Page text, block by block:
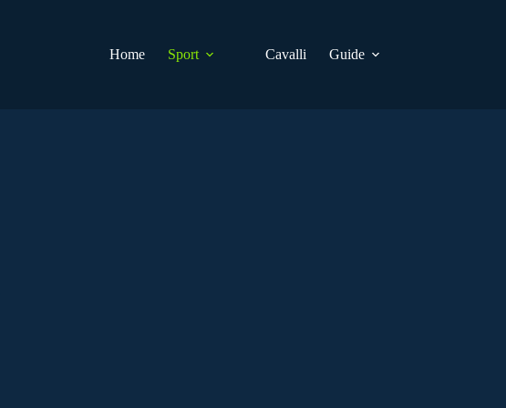
Home
Sport Cavalli Guide